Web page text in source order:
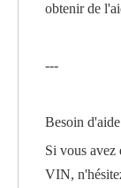
obtenir de
---
Besoin
Si vous avez
VIN,